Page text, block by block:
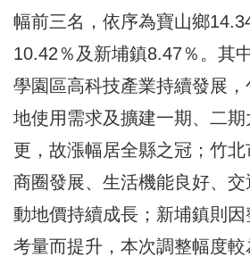
幅前三名，依序為寶山鄉
10.42％及新埔鎮8.47％。其
學園區高科技產業持續發展，
地使用需求及擴建一期、二
更，故漲幅居全縣之冠；竹北
商圈發展、生活機能良好、
動地價持續成長；新埔鎮則
考量而提升，本次調整幅度